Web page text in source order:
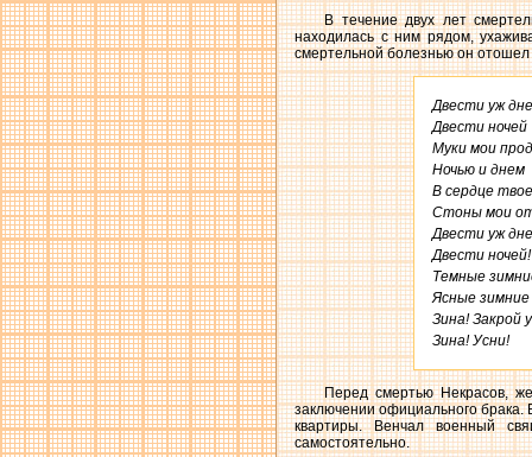
В течение двух лет
находилась с ним рядом,
смертельной болезнью он отошел
Двести уж
Двести ночей
Муки мои
Ночью и днем
В сердце
Стоны мои
Двести уж
Двести ночей!
Темные
Ясные зимние
Зина! Закрой
Зина! Усни!
Перед смертью Некрасов,
заключении официального брака.
квартиры. Венчал военный
самостоятельно.